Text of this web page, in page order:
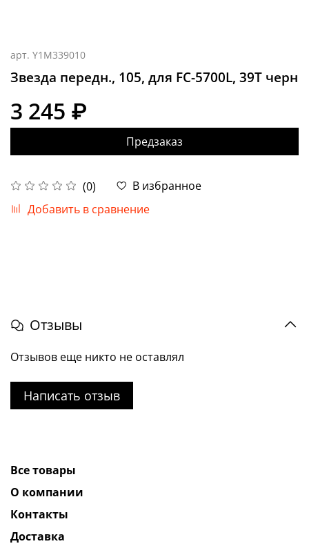
арт. Y1M339010
Звезда передн., 105, для FC-5700L, 39T черн
(0)
В избранное
Добавить в сравнение
3 245 ₽
Предзаказ
Отзывы
Отзывов еще никто не оставлял
Написать отзыв
Все товары
О компании
Контакты
Доставка